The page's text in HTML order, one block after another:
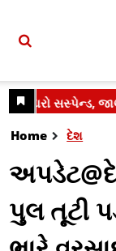
Home દેશ
પુલ તૂટી